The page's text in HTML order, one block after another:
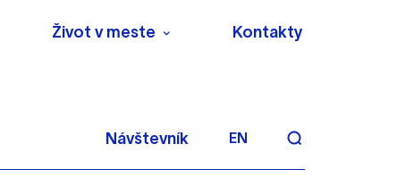
Život v meste Kontakty
Návštevník EN